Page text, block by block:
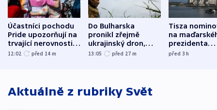
Účastníci pochodu
Pride upozorňují na
trvající nerovnosti i
společenskou
12:02 před 14 m
Do Bulharska
pronikl zřejmě
ukrajinský dron,
explodoval kilometr
13:05 před 27 m
Tisza
na
prezidenta
bývalého
před 3h
Aktuálně z rubriky Svět